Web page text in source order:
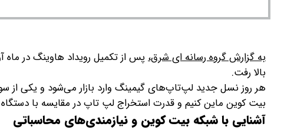
به گزارش گروه رسانه ای شرق،
بالا رفت.
هر روز نسل جدید لپ‌تاپ‌های گیمینگ وارد بازار می‌شود و یکی از
بیت کوین ماین کنیم و قدرت استخراج لپ تاپ در مقایسه با دستگاه ASIC چقدر است؟
آشنایی با شبکه بیت کوین و نیازمندی‌های محاسباتی